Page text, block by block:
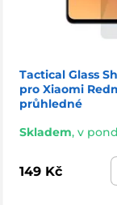
Tactical Glass
pro Xiaomi
průhledné
Skladem, v
149 Kč